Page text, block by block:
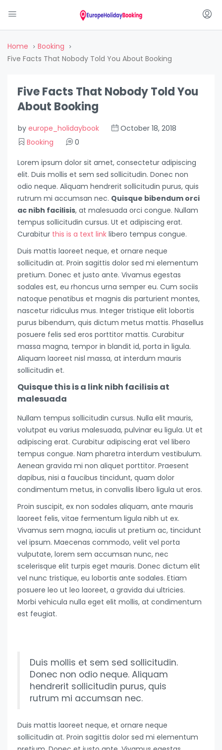
Home
Booking
Five Facts That Nobody Told You About Booking
Five Facts That Nobody Told You
About Booking
by europe_holidaybook
October 18, 2018
Booking
0
Lorem ipsum dolor sit amet, consectetur adipiscing
elit. Duis mollis et sem sed sollicitudin. Donec non
odio neque. Aliquam hendrerit sollicitudin purus, quis
rutrum mi accumsan nec. Quisque bibendum orci
ac nibh facilisis, at malesuada orci congue. Nullam
tempus sollicitudin cursus. Ut et adipiscing erat.
Curabitur this is a text link libero tempus congue.
Duis mattis laoreet neque, et ornare neque
sollicitudin at. Proin sagittis dolor sed mi elementum
pretium. Donec et justo ante. Vivamus egestas
sodales est, eu rhoncus urna semper eu. Cum sociis
natoque penatibus et magnis dis parturient montes,
nascetur ridiculus mus. Integer tristique elit lobortis
purus bibendum, quis dictum metus mattis. Phasellus
posuere felis sed eros porttitor mattis. Curabitur
massa magna, tempor in blandit id, porta in ligula.
Aliquam laoreet nisl massa, at interdum mauris
sollicitudin et.
Quisque this is a link nibh facilisis at
malesuada
Nullam tempus sollicitudin cursus. Nulla elit mauris,
volutpat eu varius malesuada, pulvinar eu ligula. Ut et
adipiscing erat. Curabitur adipiscing erat vel libero
tempus congue. Nam pharetra interdum vestibulum.
Aenean gravida mi non aliquet porttitor. Praesent
dapibus, nisi a faucibus tincidunt, quam dolor
condimentum metus, in convallis libero ligula ut eros.
Proin suscipit, ex non sodales aliquam, ante mauris
laoreet felis, vitae fermentum ligula nibh ut ex.
Vivamus sem magna, iaculis ut pretium ac, tincidunt
vel ipsum. Maecenas commodo, velit vel porta
vulputate, lorem sem accumsan nunc, nec
scelerisque elit turpis eget mauris. Donec dictum elit
vel nunc tristique, eu lobortis ante sodales. Etiam
posuere leo ut leo laoreet, a gravida dui ultricies.
Morbi vehicula nulla eget elit mollis, at condimentum
est feugiat.
Duis mollis et sem sed sollicitudin.
Donec non odio neque. Aliquam
hendrerit sollicitudin purus, quis
rutrum mi accumsan nec.
Duis mattis laoreet neque, et ornare neque
sollicitudin at. Proin sagittis dolor sed mi elementum